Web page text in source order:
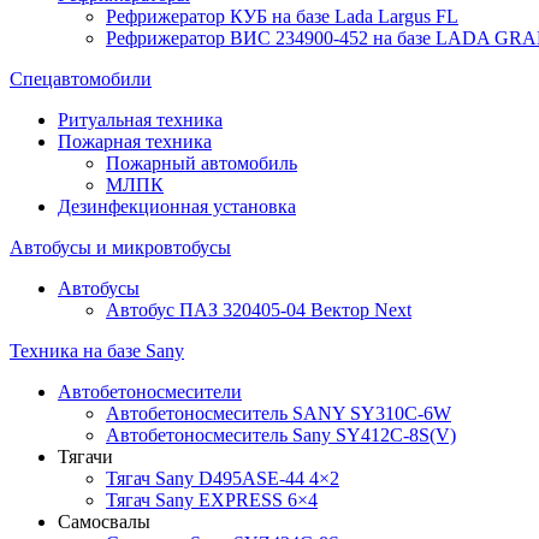
Рефрижератор КУБ на базе Lada Largus FL
Рефрижератор ВИС 234900-452 на базе LADA
Спецавтомобили
Ритуальная техника
Пожарная техника
Пожарный автомобиль
МЛПК
Дезинфекционная установка
Автобусы и микровтобусы
Автобусы
Автобус ПАЗ 320405-04 Вектор Next
Техника на базе Sany
Автобетоносмесители
Автобетоносмеситель SANY SY310C-6W
Автобетоносмеситель Sany SY412C-8S(V)
Тягачи
Тягач Sany D495ASE-44 4×2
Тягач Sany EXPRESS 6×4
Самосвалы